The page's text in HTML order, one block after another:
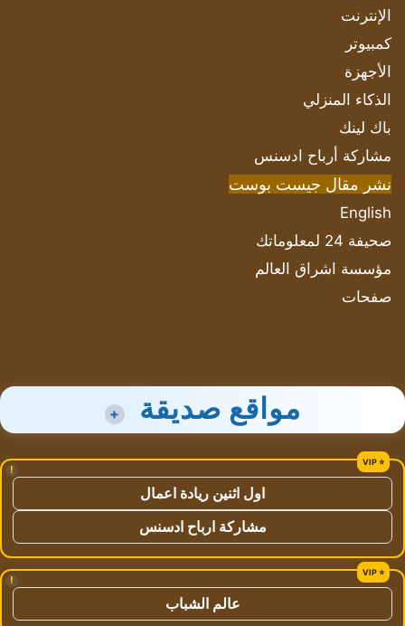
الإنترنت
كمبيوتر
الأجهزة
الذكاء المنزلي
باك لينك
مشاركة أرباح ادسنس
نشر مقال جيست بوست
English
صحيفة 24 لمعلوماتك
مؤسسة اشراق العالم
صفحات
مواقع صديقة +
!
اول اثنين ريادة اعمال
مشاركة ارباح ادسنس
!
عالم الشباب